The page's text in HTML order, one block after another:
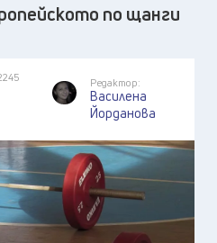
по щанги
Редактор:
Василена
Йорданова